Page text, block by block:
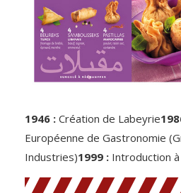
1946 : Création de Labeyrie
Européenne de Gastronomie
Industries)1999 : Introduction